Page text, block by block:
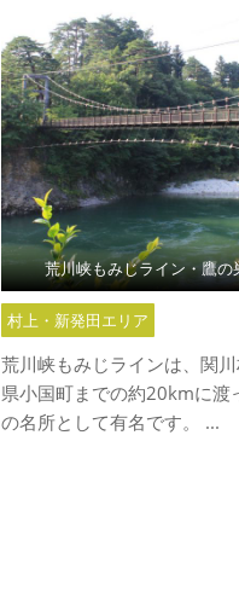
荒川峡もみじライン・鷹の
村上・新発田エリア
荒川峡もみじラインは、関
県小国町までの約20kmに渡
の名所として有名です。 ...